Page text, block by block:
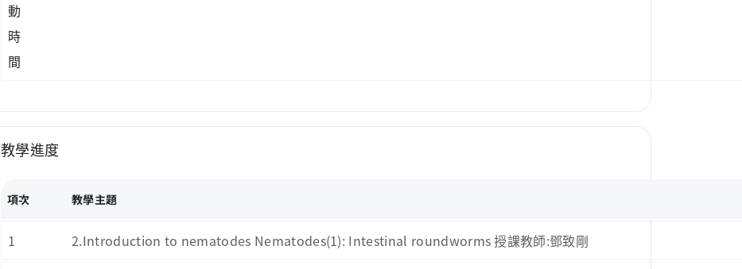
動
時
間
教學進度
項次 教學主題
1 2.Introduction to nematodes Nematodes(1): Intestinal roundworms 授課教師:鄧致剛